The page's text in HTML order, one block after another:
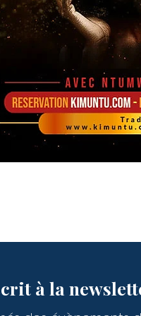
à la